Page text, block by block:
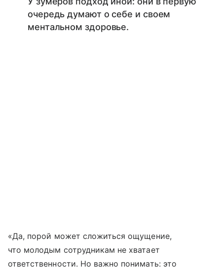
очередь думают о себе и своем
ментальном здоровье.
«Да, порой может сложиться ощущение,
что молодым сотрудникам не хватает
ответственности. Но важно понимать: это